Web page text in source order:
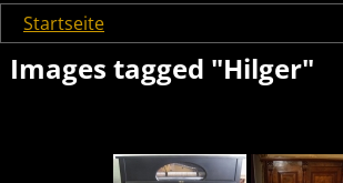
Startseite
Images tagged "Hilger"